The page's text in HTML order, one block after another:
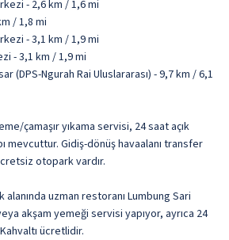
- 2,6 km / 1,6 mi
/ 1,8 mi
- 3,1 km / 1,9 mi
- 3,1 km / 1,9 mi
(DPS-Ngurah Rai Uluslararası) - 9,7 km / 6,1
çamaşır yıkama servisi, 24 saat açık
mevcuttur. Gidiş-dönüş havaalanı transfer
otopark vardır.
uzman restoranı Lumbung Sari
akşam yemeği servisi yapıyor, ayrıca 24
ücretlidir.